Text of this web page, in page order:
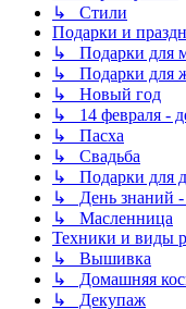
↳ Стили
Подарки и
↳ Подарки для
↳ Подарки для
↳ Новый год
↳ 14 февраля -
↳ Пасха
↳ Свадьба
↳ Подарки для
↳ День знаний -
↳ Масленница
Техники и виды
↳ Вышивка
↳ Домашняя
↳ Декупаж